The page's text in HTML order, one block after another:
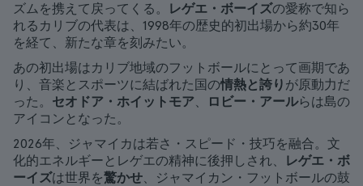
ズムを携えて戻ってくる。
レゲエ・ボーイズの愛称で知ら
れるカリブの代表は、1998年の歴史的初出場から約30年
を経て、新たな章を刻みたい。
あの初出場はカリブ地域のフットボールにとって画期であ
り、音楽とスポーツに結ばれた国の情熱と誇り が原動力だ
った。 セオドア・ホイットモア、 ロビー・アールらは島の
アイコンとなった。
2026年、ジャマイカは若さ・スピード・技巧を融合。文
化的エネルギーとレゲエの精神に後押しされ、
レゲエ・ボ
ーイズは世界を驚かせ、ジャマイカン・フットボールの鼓